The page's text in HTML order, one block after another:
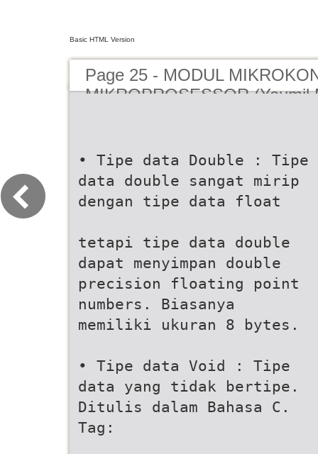
Basic HTML Version
Page 25 - MODUL
MIKROPROSESSOR (Yaumil
• Tipe data Double : Tipe
data double sangat mirip
dengan tipe data float
tetapi tipe data double
dapat menyimpan double
precision floating point
numbers. Biasanya
memiliki ukuran 8 bytes.
• Tipe data Void : Tipe
data yang tidak bertipe.
Ditulis dalam Bahasa C.
Tag: